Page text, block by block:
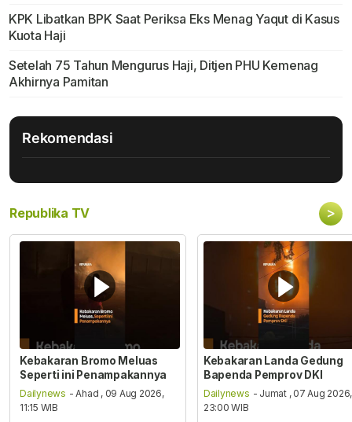
KPK Libatkan BPK Saat Periksa Eks Menag Yaqut di Kasus
Kuota Haji
Setelah 75 Tahun Mengurus Haji, Ditjen PHU Kemenag
Akhirnya Pamitan
Rekomendasi
Republika TV >
Kebakaran Bromo Meluas
Seperti ini Penampakannya
Dailynews - Ahad , 09 Aug 2026,
11:15 WIB
Kebakaran Landa Gedung
Bapenda Pemprov DKI
Dailynews - Jumat , 07 Aug 2026,
23:00 WIB